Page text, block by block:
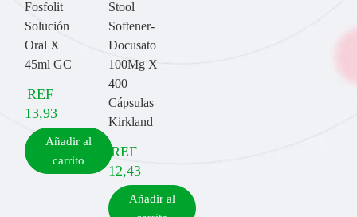
Fosfolit
Solución
Oral X
45ml GC
REF
13,93
Añadir al
carrito
Stool
Softener-
Docusato
100Mg X
400
Cápsulas
Kirkland
REF
12,43
Añadir al